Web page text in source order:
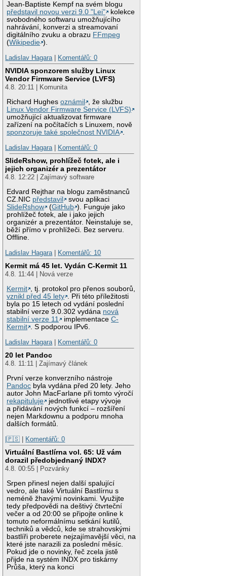
Jean-Baptiste Kempf na svém blogu
představil novou verzi 9.0 "Lei"
kolekce
svobodného softwaru umožňujícího
nahrávání, konverzi a streamovaní
digitálního zvuku a obrazu FFmpeg
(Wikipedie ).
Ladislav Hagara
Komentářů: 0
NVIDIA sponzorem služby Linux
Vendor Firmware Service (LVFS)
4.8. 20:11 | Komunita
Richard Hughesoznámil
, že službu
Linux Vendor Firmware Service (LVFS)
umožňující aktualizovat firmware
zařízení na počítačích s Linuxem, nově
sponzoruje také společnost NVIDIA .
Ladislav Hagara | Komentářů: 0
SlideRshow, prohlížeč fotek, ale i
jejich organizér a prezentátor
4.8. 12:22 | Zajímavý software
Edvard Rejthar na blogu zaměstnanců
CZ.NIC představil
svou aplikaci
SlideRshow
(GitHub ). Funguje jako
prohlížeč fotek, ale i jako jejich
organizér a prezentátor. Neinstaluje se,
běží přímo v prohlížeči. Bez serveru.
Offline.
Ladislav Hagara | Komentářů: 10
Kermit má 45 let. Vydán C-Kermit 11
4.8. 11:44 | Nová verze
Kermit , tj. protokol pro přenos souborů,
vznikl před 45 lety . Při této příležitosti
byla po 15 letech od vydání poslední
stabilní verze 9.0.302 vydána nová
stabilní verze 11
implementaceC-
Kermit . S podporou IPv6.
Ladislav Hagara | Komentářů: 0
20 let Pandoc
4.8. 11:11 | Zajímavý článek
První verze konverzního nástroje
Pandoc byla vydána před 20 lety. Jeho
autor John MacFarlane při tomto výročí
rekapituluje
jednotlivé etapy vývoje
a přidávání nových funkcí – rozšíření
nejen Markdownu a podporu mnoha
dalších formátů.
|🇵🇸 | Komentářů: 0
Virtuální Bastlírna vol. 65: Už vám
dorazil předobjednaný INDX?
4.8. 00:55 | Pozvánky
Srpen přinesl nejen další spalující
vedro, ale také Virtuální Bastlírnu s
neméně žhavými novinkami. Využijte
tedy předpovědi na deštivý čtvrteční
večer a od 20:00 se připojte online k
tomuto neformálnímu setkání kutilů,
techniků a vědců, kde se strahovskými
bastlíři proberete nejzajímavější věci, na
které jste narazili za poslední měsíc.
Pokud jde o novinky, řeč zcela jistě
přijde na systém INDX pro tiskárny
Průša, který na konci